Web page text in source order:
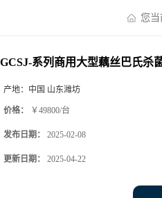
您当
GCSJ-系列商用大型藕丝巴氏杀
产地： 中国 山东潍坊
价格： ￥49800/台
发布日期： 2025-02-08
更新日期： 2025-04-22